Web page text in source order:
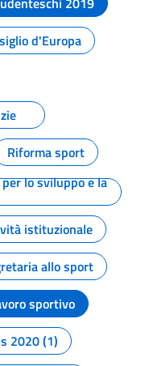
d'Europa
Riforma sport
lo sviluppo e la
istituzionale
allo sport
sportivo
2020 (1)